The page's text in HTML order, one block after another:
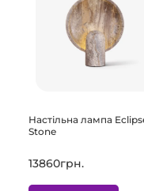
Настільна лампа
Stone
13860грн.